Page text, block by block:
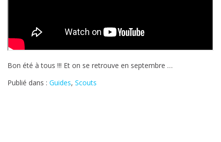
Bon été à tous !!! Et on se retrouve en septembre …
Publié dans : Guides, Scouts